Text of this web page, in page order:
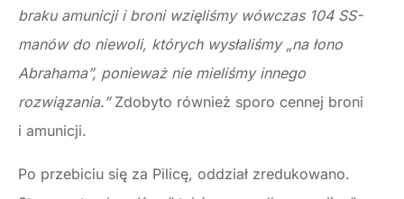
braku amunicji i broni wzięliśmy wówczas 104 SS-
manów do niewoli, których wysłaliśmy „na łono
Abrahama”, ponieważ nie mieliśmy innego
rozwiązania.”Zdobyto również sporo cennej broni
i amunicji.
Po przebiciu się za Pilicę, oddział zredukowano.